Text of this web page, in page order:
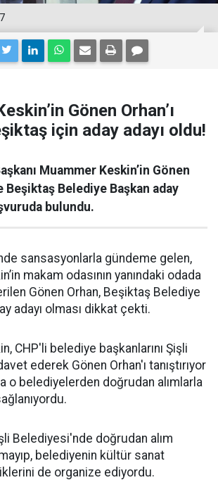
Gönen Orhan’ı
için aday adayı oldu!
Muammer Keskin’in Gönen
Beşiktaş Belediye Başkan aday
bulundu.
sansasyonlarla gündeme gelen,
makam odasının yanındaki odada
Gönen Orhan, Beşiktaş Belediye
adayı olması dikkat çekti.
CHP'li belediye başkanlarını Şişli
ederek Gönen Orhan'ı tanıştırıyor
o belediyelerden doğrudan alımlarla
Belediyesi'nde doğrudan alım
belediyenin kültür sanat
de organize ediyordu.